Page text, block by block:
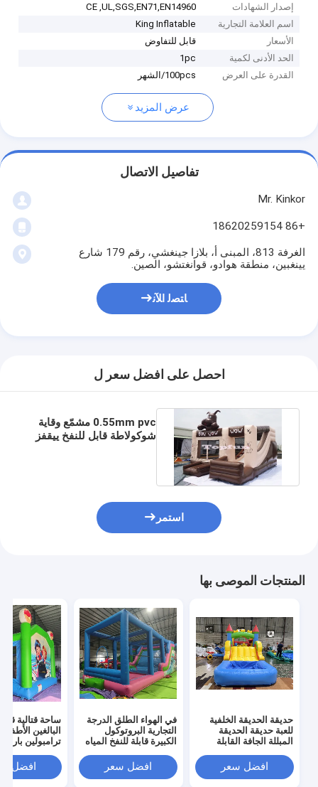
إصدار الشهادات
CE ,UL,SGS,EN71,EN14960
اسم العلامة التجارية
King Inflatable
الأسعار
قابل للتفاوض
الحد الأدنى لكمية
1pc
القدرة على العرض
100pcs/الشهر
عرض المزيد
تفاصيل الاتصال
Mr. Kinkor
+86 18620259154
الغرفة 813، المبنى أ، بلازا جينغشي، رقم 179 شارع
يينغبين، منطقة هوادو، قوانغتشو، الصين.
ﺎﺘﺼﻟ ﺍﻶﻧ
احصل على افضل سعر ل
0.55mm pvc مشمّع وقاية
شوكولاطة قابل للنفخ ييقفز
استمر
المنتجات الموصى بها
حديقة الحديقة الخلفية
للعبة حديقة الحديقة
المبللة الجافة القابلة
المشترك مع حفرة كرة
البلياردو
افضل سعر
في الهواء الطلق الدرجة
التجارية البروتوكول
الكبيرة قابلة للنفخ المياه
كومبو قلعة هوب
افضل سعر
ساحة قتالية
البالغين الأطفال
ترامبولين بارك
جوست قلعةافضل